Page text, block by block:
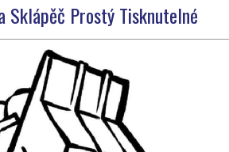
Sklápěč Prostý Tisknutelné